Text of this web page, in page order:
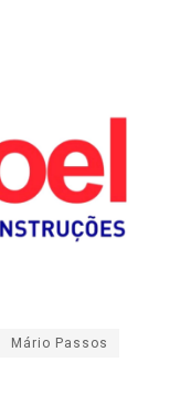
Mário Passos